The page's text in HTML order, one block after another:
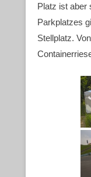
Platz ist aber
Parkplatzes
Stellplatz.